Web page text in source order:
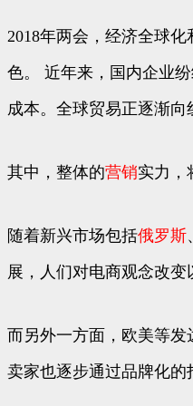
2018年两会，经济全球
色。 近年来，国内企业
成本。全球贸易正逐渐
其中，整体的营销实力，
随着新兴市场包括俄罗斯、
展，人们对电商观念改
而另外一方面，欧美等
卖家也逐步通过品牌化的